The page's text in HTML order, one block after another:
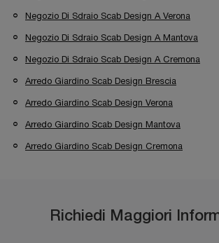
Negozio Di Sdraio Scab Design A Verona
Negozio Di Sdraio Scab Design A Mantova
Negozio Di Sdraio Scab Design A Cremona
Arredo Giardino Scab Design Brescia
Arredo Giardino Scab Design Verona
Arredo Giardino Scab Design Mantova
Arredo Giardino Scab Design Cremona
Richiedi Maggiori